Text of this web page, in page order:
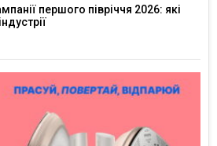
першого півріччя 2026: які